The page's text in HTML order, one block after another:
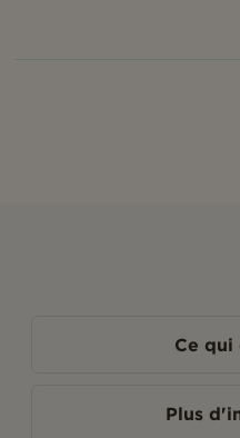
Ce qui
Plus